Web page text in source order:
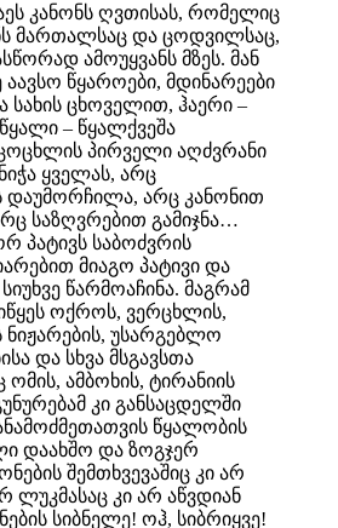
კანონს ღვთისას, რომელიც
მართალსაც და ცოდვილსაც,
ამოუყვანს მზეს. მან
წყაროები, მდინარეები
სახის ცხოველით, ჰაერი –
– წყალქვეშა
პირველი აღძვრანი
ყველას, არც
დაუმორჩილა, არც კანონით
საზღვრებით გამიჯნა…
პატივს საბოძვრის
მიაგო პატივი და
წარმოაჩინა. მაგრამ
ოქროს, ვერცხლის,
უსარგებლო
და სხვა მსგავსთა
ამბოხის, ტირანიის
კი განსაცდელში
წყალობის
დაახშო და ზოგჯერ
შემთხვევაშიც კი არ
ლუკმასაც კი არ აწვდიან
სიბნელე! ოჰ, სიბრიყვე!